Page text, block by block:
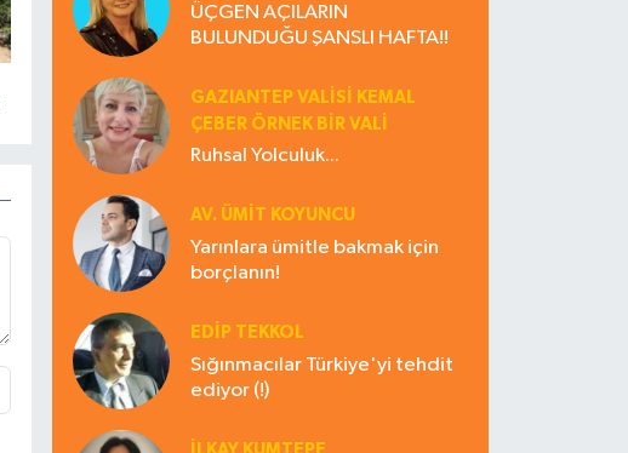
ÜÇGEN AÇILARIN
BULUNDUĞU ŞANSLI HAFTA!!
GAZIANTEP VALISI KEMAL
ÇEBER ÖRNEK BİR VALİ
Ruhsal Yolculuk...
AV. ÜMIT KOYUNCU
Yarınlara ümitle bakmak için
borçlanın!
EDIP TEKKOL
Sığınmacılar Türkiye'yi tehdit
ediyor (!)